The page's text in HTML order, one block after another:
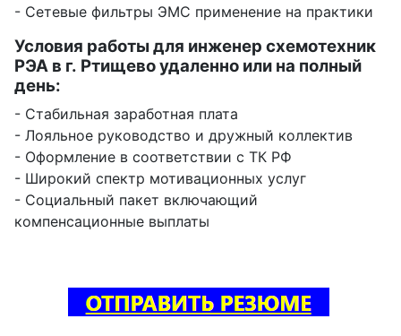
- Сетевые фильтры ЭМС применение на практики
Условия работы для инженер схемотехник
РЭА в г. Ртищево удаленно или на полный
день:
- Стабильная заработная плата
- Лояльное руководство и дружный коллектив
- Оформление в соответствии с ТК РФ
- Широкий спектр мотивационных услуг
- Социальный пакет включающий
компенсационные выплаты